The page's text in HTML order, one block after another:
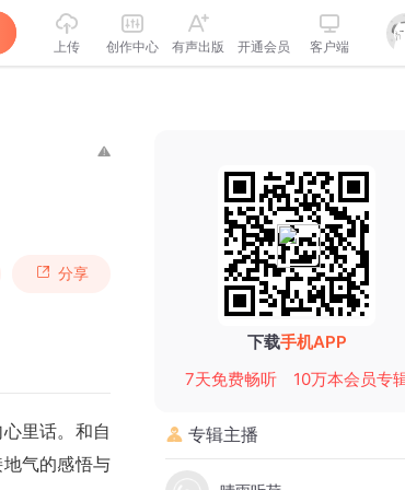
上传 创作中心 有声出版 开通会员 客户端
分享
里话。和自
气的感悟与
下载手机APP
7天免费畅听
10万本会员专
专辑主播